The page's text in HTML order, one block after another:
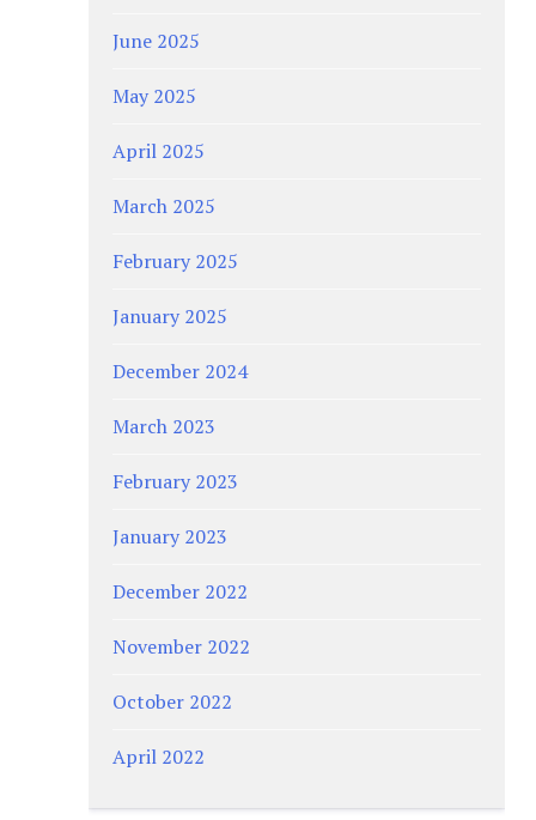
June 2025
May 2025
April 2025
March 2025
February 2025
January 2025
December 2024
March 2023
February 2023
January 2023
December 2022
November 2022
October 2022
April 2022